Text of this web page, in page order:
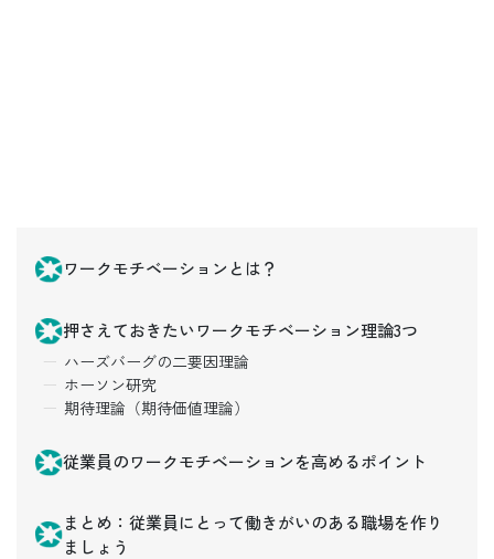
ワークモチベーションとは？
押さえておきたいワークモチベーション理論3つ
ハーズバーグの二要因理論
ホーソン研究
期待理論（期待価値理論）
従業員のワークモチベーションを高めるポイント
まとめ：従業員にとって働きがいのある職場を作り
ましょう